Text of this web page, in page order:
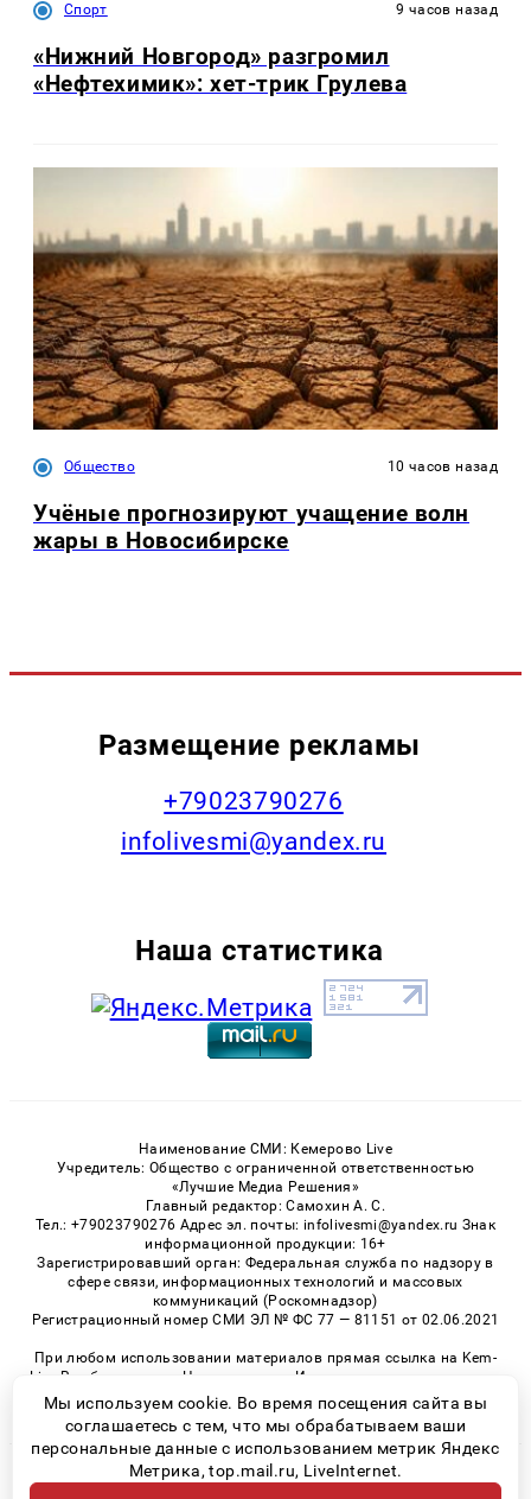
Спорт 9 часов назад
«Нижний Новгород» разгромил
«Нефтехимик»: хет-трик Грулева
Общество 10 часов назад
Учёные прогнозируют учащение волн
жары в Новосибирске
Размещение рекламы
+79023790276
infolivesmi@yandex.ru
Наша статистика
Наименование СМИ: Кемерово Live
Учредитель: Общество с ограниченной ответственностью
«Лучшие Медиа Решения»
Главный редактор: Самохин А. С.
Тел.: +79023790276 Адрес эл. почты: infolivesmi@yandex.ru Знак
информационной продукции: 16+
Зарегистрировавший орган: Федеральная служба по надзору в
сфере связи, информационных технологий и массовых
коммуникаций (Роскомнадзор)
Регистрационный номер СМИ ЭЛ № ФС 77 — 81151 от 02.06.2021
При любом использовании материалов прямая ссылка на Kem-
Live.Ru обязательна. Цитирование в Интернете возможно только
при наличии письменного разрешения.
© 2026 «Kem-Live» | Все права защищены
Мы используем cookie. Во время посещения сайта вы
соглашаетесь с тем, что мы обрабатываем ваши
персональные данные с использованием метрик Яндекс
Метрика, top.mail.ru, LiveInternet.